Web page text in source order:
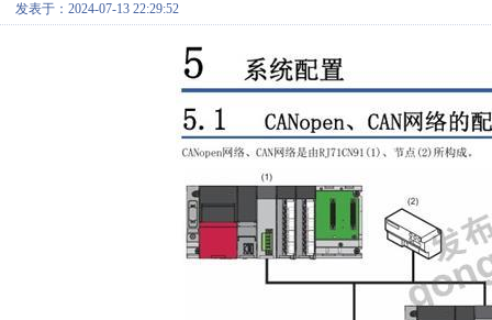
发表于：2024-07-13 22:29:52